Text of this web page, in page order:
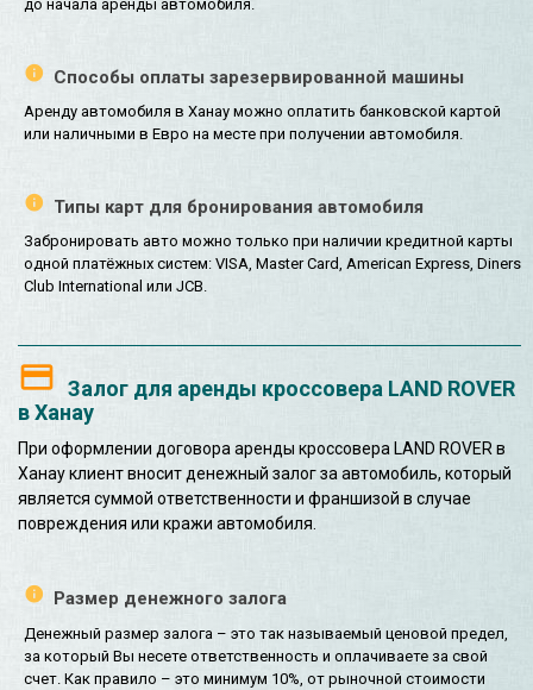
до начала аренды автомобиля.
Способы оплаты зарезервированной машины
Аренду автомобиля в Ханау можно оплатить банковской картой
или наличными в Евро на месте при получении автомобиля.
Типы карт для бронирования автомобиля
Забронировать авто можно только при наличии кредитной карты
одной платёжных систем: VISA, Master Card, American Express, Diners
Club International или JCB.
Залог для аренды кроссовера LAND ROVER
в Ханау
При оформлении договора аренды кроссовера LAND ROVER в
Ханау клиент вносит денежный залог за автомобиль, который
является суммой ответственности и франшизой в случае
повреждения или кражи автомобиля.
Размер денежного залога
Денежный размер залога – это так называемый ценовой предел,
за который Вы несете ответственность и оплачиваете за свой
счет. Как правило – это минимум 10%, от рыночной стоимости